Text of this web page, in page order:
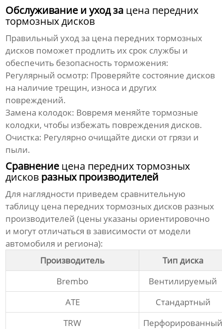
Обслуживание и уход за цена передних
тормозных дисков
Правильный уход за цена передних тормозных
дисков поможет продлить их срок службы и
обеспечить безопасность торможения:
Регулярный осмотр: Проверяйте состояние дисков
на наличие трещин, износа и других
повреждений.
Замена колодок: Вовремя меняйте тормозные
колодки, чтобы избежать повреждения дисков.
Очистка: Регулярно очищайте диски от грязи и
пыли.
Сравнение цена передних тормозных
дисков разных производителей
Для наглядности приведем сравнительную
таблицу цена передних тормозных дисков разных
производителей (цены указаны ориентировочно
и могут отличаться в зависимости от модели
автомобиля и региона):
Производитель
Тип диска
Brembo
Вентилируемый
ATE
Стандартный
TRW